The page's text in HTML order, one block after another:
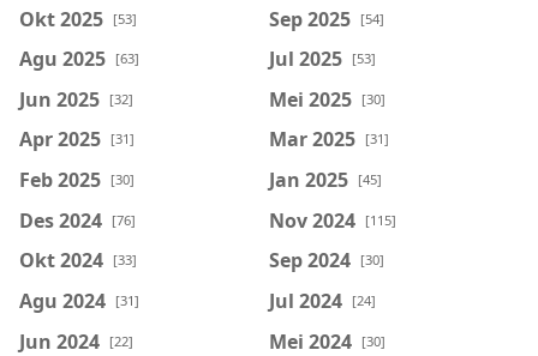
Okt 2025 [53] Sep 2025 [54]
Agu 2025 [63] Jul 2025 [53]
Jun 2025 [32] Mei 2025 [30]
Apr 2025 [31] Mar 2025 [31]
Feb 2025 [30] Jan 2025 [45]
Des 2024 [76] Nov 2024 [115]
Okt 2024 [33] Sep 2024 [30]
Agu 2024 [31] Jul 2024 [24]
Jun 2024 [22] Mei 2024 [30]